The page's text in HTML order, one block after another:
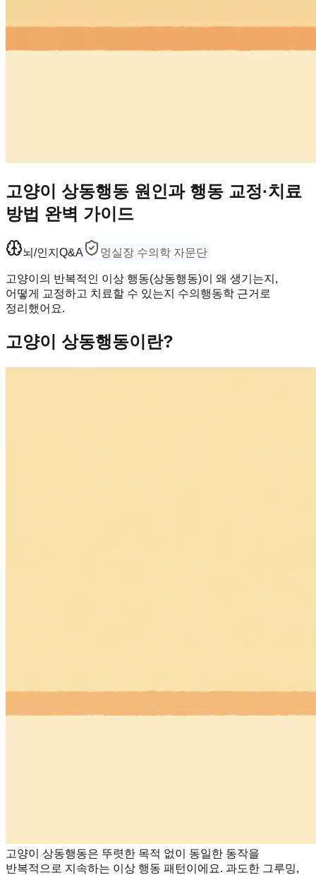
고양이 상동행동 원인과 행동 교정·치료
방법 완벽 가이드
뇌/인지 Q&A 멍실장 수의학 자문단
고양이의 반복적인 이상 행동(상동행동)이 왜 생기는지,
어떻게 교정하고 치료할 수 있는지 수의행동학 근거로
정리했어요.
고양이 상동행동이란?
고양이 상동행동은 뚜렷한 목적 없이 동일한 동작을
반복적으로 지속하는 이상 행동 패턴이에요. 과도한 그루밍,